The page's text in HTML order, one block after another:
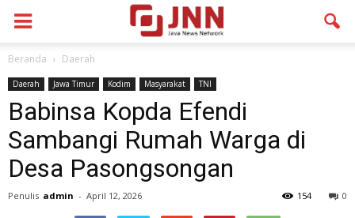
Beranda Daerah
Daerah Jawa Timur Kodim Masyarakat TNI
Babinsa Kopda Efendi
Sambangi Rumah Warga di
Desa Pasongsongan
Penulis admin - April 12, 2026 0
154